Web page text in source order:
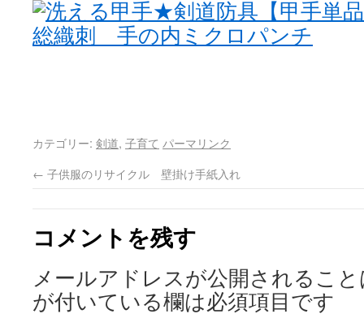
カテゴリー: 剣道, 子育て パーマリンク
← 子供服のリサイクル 壁掛け手紙入れ
コメントを残す
メールアドレスが公開されるこ
が付いている欄は必須項目です